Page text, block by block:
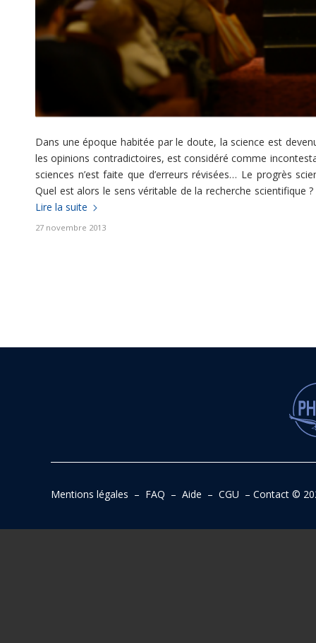
Dans une époque habitée par le doute, la science est
les opinions contradictoires, est considéré comme
sciences n’est faite que d’erreurs révisées… Le progrès
Quel est alors le sens véritable de la recherche scientifique
Lire la suite
27 novembre 2013
Mentions légales – FAQ – Aide – CGU – Contact©